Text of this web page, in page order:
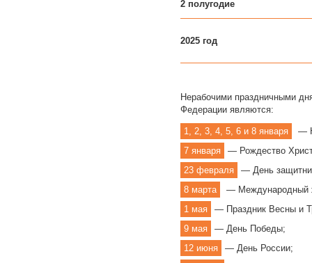
2 полугодие
2025 год
Нерабочими праздничными
Федерации являются:
1, 2, 3, 4, 5, 6 и 8 января
—
7 января
— Рождество
23 февраля
— День
8 марта
— Международный
1 мая
— Праздник Весны и
9 мая
— День Победы;
12 июня
— День России;